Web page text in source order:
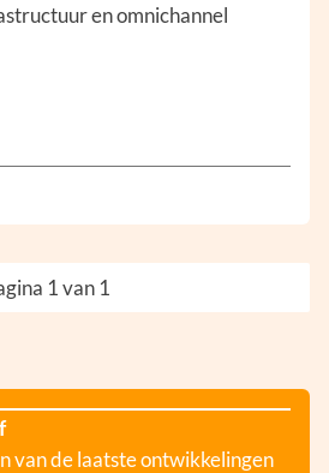
en omnichannel
1 van 1
van de laatste ontwikkelingen